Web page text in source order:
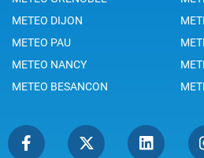
METEO DIJON
METEO PAU
METEO NANCY
METEO BESANCON